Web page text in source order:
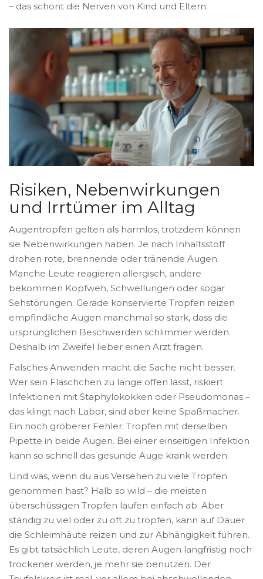
– das schont die Nerven von Kind und Eltern.
Risiken, Nebenwirkungen
und Irrtümer im Alltag
Augentropfen gelten als harmlos, trotzdem können
sie Nebenwirkungen haben. Je nach Inhaltsstoff
drohen rote, brennende oder tränende Augen.
Manche Leute reagieren allergisch, andere
bekommen Kopfweh, Schwellungen oder sogar
Sehstörungen. Gerade konservierte Tropfen reizen
empfindliche Augen manchmal so stark, dass die
ursprünglichen Beschwerden schlimmer werden.
Deshalb im Zweifel lieber einen Arzt fragen.
Falsches Anwenden macht die Sache nicht besser.
Wer sein Fläschchen zu lange offen lässt, riskiert
Infektionen mit Staphylokokken oder Pseudomonas –
das klingt nach Labor, sind aber keine Spaßmacher.
Ein noch gröberer Fehler: Tropfen mit derselben
Pipette in beide Augen. Bei einer einseitigen Infektion
kann so schnell das gesunde Auge krank werden.
Und was, wenn du aus Versehen zu viele Tropfen
genommen hast? Halb so wild – die meisten
überschüssigen Tropfen laufen einfach ab. Aber
ständig zu viel oder zu oft zu tropfen, kann auf Dauer
die Schleimhäute reizen und zur Abhängigkeit führen.
Es gibt tatsächlich Leute, deren Augen langfristig noch
trockener werden, je mehr sie benutzen. Der